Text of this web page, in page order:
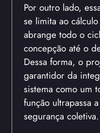
Por outro lado,
se limita ao
abrange todo o
concepção até o
Dessa forma, o
garantidor da
sistema como um
função ultrapassa
segurança coletiva.